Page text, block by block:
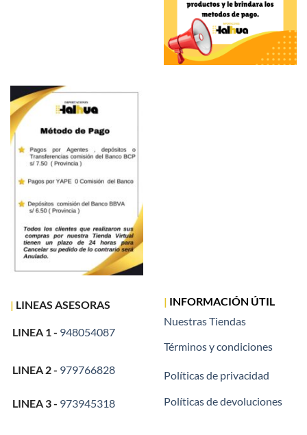
| LINEAS ASESORAS
LINEA 1 - 948054087
LINEA 2 - 979766828
LINEA 3 - 973945318
| INFORMACIÓN ÚTIL
Nuestras Tiendas
Términos y condiciones
Políticas de privacidad
Políticas de devoluciones